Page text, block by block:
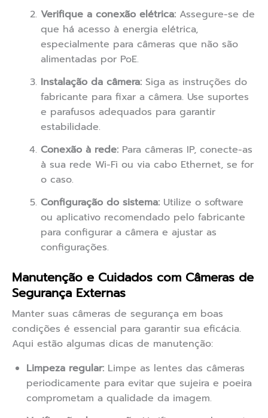
Verifique a conexão elétrica: Assegure-se de
que há acesso à energia elétrica,
especialmente para câmeras que não são
alimentadas por PoE.
Instalação da câmera: Siga as instruções do
fabricante para fixar a câmera. Use suportes
e parafusos adequados para garantir
estabilidade.
Conexão à rede: Para câmeras IP, conecte-as
à sua rede Wi-Fi ou via cabo Ethernet, se for
o caso.
Configuração do sistema: Utilize o software
ou aplicativo recomendado pelo fabricante
para configurar a câmera e ajustar as
configurações.
Manutenção e Cuidados com Câmeras de
Segurança Externas
Manter suas câmeras de segurança em boas
condições é essencial para garantir sua eficácia.
Aqui estão algumas dicas de manutenção:
Limpeza regular: Limpe as lentes das câmeras
periodicamente para evitar que sujeira e poeira
comprometam a qualidade da imagem.